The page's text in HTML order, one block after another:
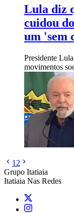
Lula diz
cuidou
um 'sem
Presidente
movimentos
1 2
Grupo Itatiaia
Itatiaia Nas Redes